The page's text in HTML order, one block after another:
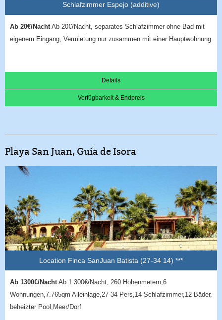
Schlafzimmer Espejo (additive)
Ab 20€/Nacht Ab 20€/Nacht, separates Schlafzimmer ohne Bad mit
eigenem Eingang, Vermietung nur zusammen mit einer Hauptwohnung
Details
Verfügbarkeit & Endpreis
Playa San Juan, Guía de Isora
Location Finca SanJuan Batista (27-34 14) ***
Ab 1300€/NachtAb 1.300€/Nacht, 260 Höhenmetern,6
Wohnungen,7.765qm Alleinlage,27-34 Pers,14 Schlafzimmer,12 Bäder,
beheizter Pool,Meer/Dorf